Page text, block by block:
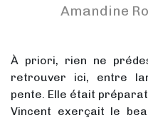
Amandine
À priori, rien ne
retrouver ici, entre
pente. Elle était
Vincent exerçait le